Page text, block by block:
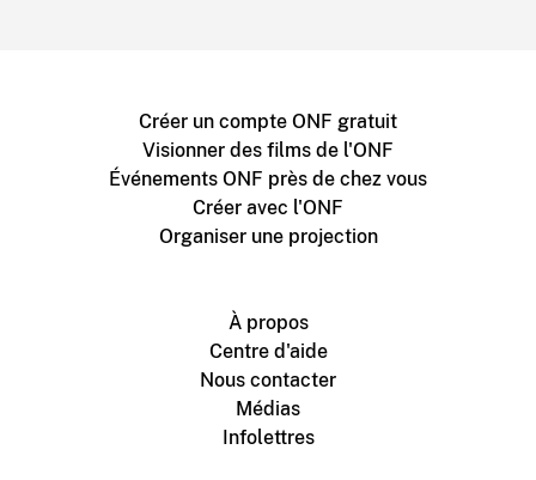
Créer un compte ONF gratuit
Visionner des films de l'ONF
Événements ONF près de chez vous
Créer avec l'ONF
Organiser une projection
À propos
Centre d'aide
Nous contacter
Médias
Infolettres